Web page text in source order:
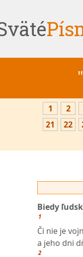
1 2
21
22
Biedy
1
Či nie je
a jeho dni
2